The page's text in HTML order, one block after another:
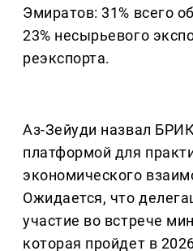
Эмиратов: 31% всего
23% несырьевого
реэкспорта.
Аз-Зейуди назвал
платформой для
экономического
Ожидается, что
участие во встрече
которая пройдет в